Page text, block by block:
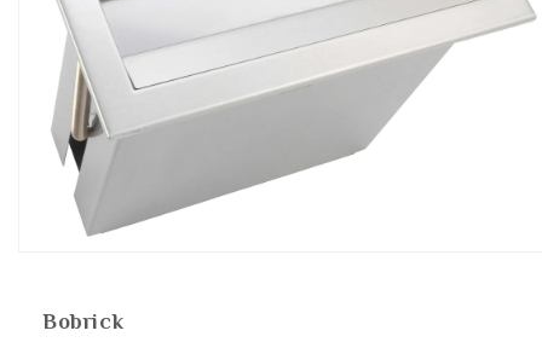
modaal
Bobrick